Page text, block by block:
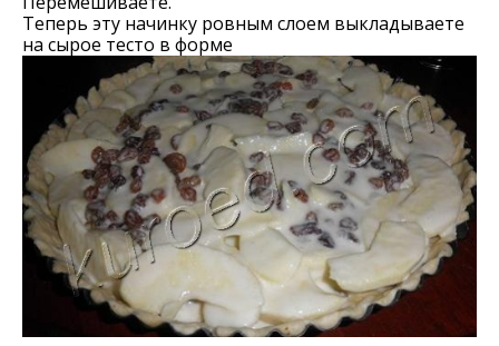
Теперь эту начинку ровным слоем выкладываете
на сырое тесто в форме